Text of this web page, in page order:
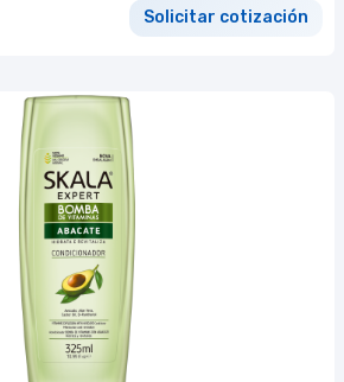
Solicitar cotización